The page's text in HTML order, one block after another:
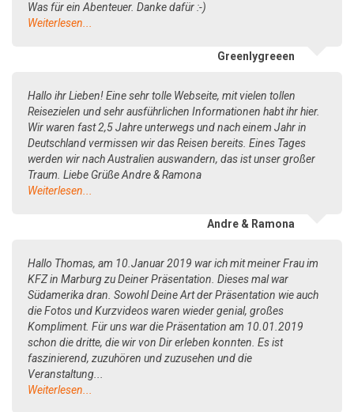
Was für ein Abenteuer. Danke dafür :-)
Weiterlesen...
Greenlygreeen
Hallo ihr Lieben! Eine sehr tolle Webseite, mit vielen tollen
Reisezielen und sehr ausführlichen Informationen habt ihr hier.
Wir waren fast 2,5 Jahre unterwegs und nach einem Jahr in
Deutschland vermissen wir das Reisen bereits. Eines Tages
werden wir nach Australien auswandern, das ist unser großer
Traum. Liebe Grüße Andre & Ramona
Weiterlesen...
Andre & Ramona
Hallo Thomas, am 10.Januar 2019 war ich mit meiner Frau im
KFZ in Marburg zu Deiner Präsentation. Dieses mal war
Südamerika dran. Sowohl Deine Art der Präsentation wie auch
die Fotos und Kurzvideos waren wieder genial, großes
Kompliment. Für uns war die Präsentation am 10.01.2019
schon die dritte, die wir von Dir erleben konnten. Es ist
faszinierend, zuzuhören und zuzusehen und die
Veranstaltung...
Weiterlesen...